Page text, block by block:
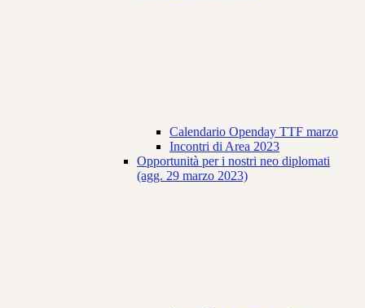
Calendario Openday TTF marzo
Incontri di Area 2023
Opportunità per i nostri neo diplomati
(agg. 29 marzo 2023)